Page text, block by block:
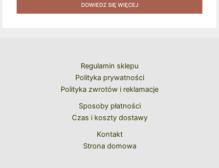
Naklejek + Książka Niespodzianka + Kod Rabatowy Na
Kolejne Zakupy
DOWIEDZ SIĘ WIĘCEJ
Regulamin sklepu
Polityka prywatności
Polityka zwrotów i reklamacje
Sposoby płatności
Czas i koszty dostawy
Kontakt
Strona domowa